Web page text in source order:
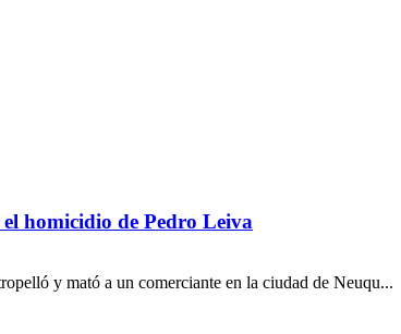
homicidio de Pedro Leiva
y mató a un comerciante en la ciudad de Neuqu...